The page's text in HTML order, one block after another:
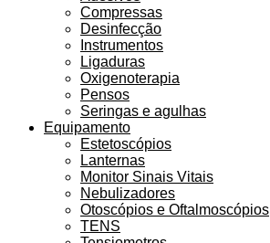
Compressas
Desinfecção
Instrumentos
Ligaduras
Oxigenoterapia
Pensos
Seringas e agulhas
Equipamento
Estetoscópios
Lanternas
Monitor Sinais Vitais
Nebulizadores
Otoscópios e Oftalmoscópios
TENS